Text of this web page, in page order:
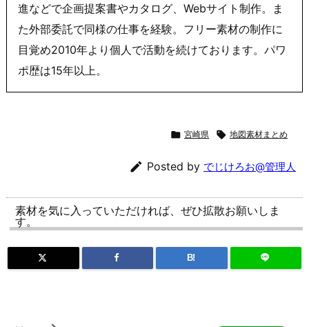
進などで企画提案書やカタログ、Webサイト制作。ま
た外部委託で同様の仕事を経験。フリー素材の制作に
目覚め2010年より個人で活動を続けております。パワ
ポ歴は15年以上。
 宮崎県  地図素材まとめ
 Posted by でじけろお@管理人
素材を気に入っていただければ、ぜひ拡散お願いしま
す。
B!